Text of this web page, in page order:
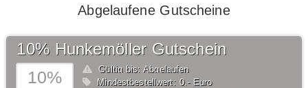
Abgelaufene Gutscheine
10%
10% Hunkemöller Gutschein
Gültig bis: Abgelaufen
Mindestbestellwert: 0,- Euro